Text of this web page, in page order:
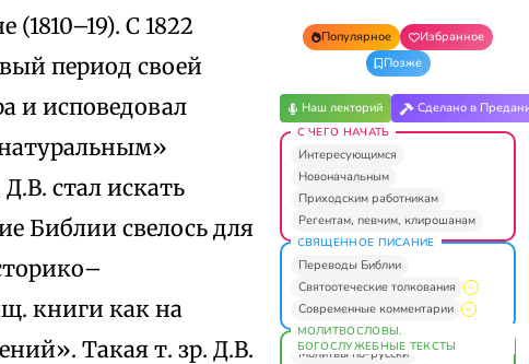
(1810–19). С 1822
период своей
и исповедовал
стал искать
Библии свелось для
книги как на
Такая т. зр. Д.В.
Популярное
Избранное
Позже
Наш лекторий Сделано в
С ЧЕГО НАЧАТЬ
Интересующимся
Новоначальным
Приходским работникам
Регентам, певчим, клирошанам
СВЯЩЕННОЕ ПИСАНИЕ
Переводы Библии
Святоотеческие толкования
Современные комментарии
МОЛИТВОСЛОВЫ.
БОГОСЛУЖЕБНЫЕ ТЕКСТЫ
Молитвы по-русски